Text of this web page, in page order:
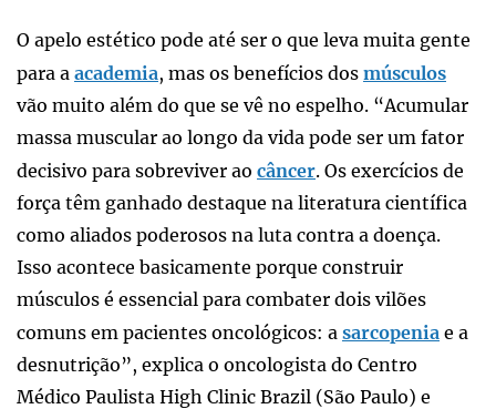
O apelo estético pode até ser o que leva muita gente
para a academia, mas os benefícios dos músculos
vão muito além do que se vê no espelho. “Acumular
massa muscular ao longo da vida pode ser um fator
decisivo para sobreviver ao câncer. Os exercícios de
força têm ganhado destaque na literatura científica
como aliados poderosos na luta contra a doença.
Isso acontece basicamente porque construir
músculos é essencial para combater dois vilões
comuns em pacientes oncológicos: a sarcopenia e a
desnutrição”, explica o oncologista do Centro
Médico Paulista High Clinic Brazil (São Paulo) e